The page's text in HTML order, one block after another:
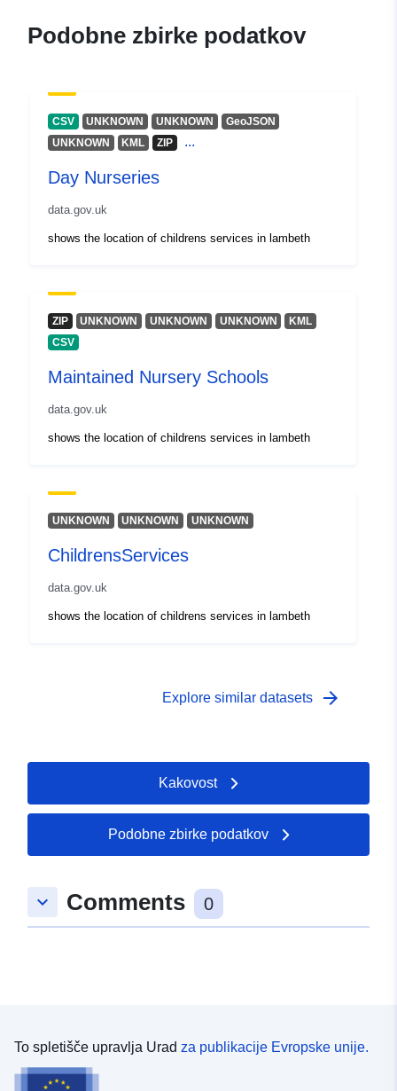
Podobne zbirke podatkov
CSV UNKNOWN UNKNOWN
GeoJSON
UNKNOWN
KML ZIP ...
Day Nurseries
data.gov.uk
shows the location of childrens services in lambeth
ZIP UNKNOWN UNKNOWN UNKNOWN
KML
CSV
Maintained Nursery Schools
data.gov.uk
shows the location of childrens services in lambeth
UNKNOWN UNKNOWN UNKNOWN
ChildrensServices
data.gov.uk
shows the location of childrens services in lambeth
Explore similar datasets arrow_forward
Kakovost
Podobne zbirke podatkov
keyboard_arrow_down Comments 0
To spletišče upravlja Urad za publikacije Evropske unije.